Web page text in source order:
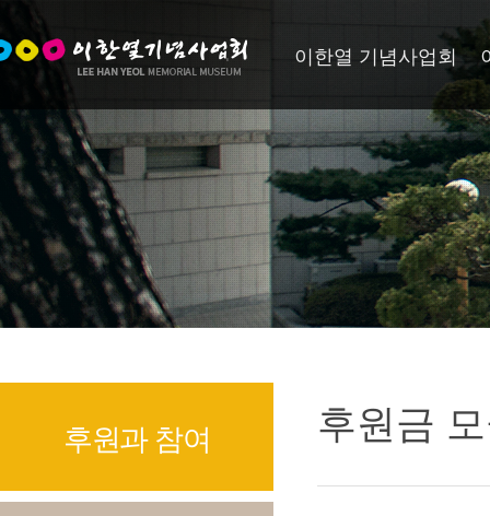
이한열 기념사업회
후원과 참여 후원금